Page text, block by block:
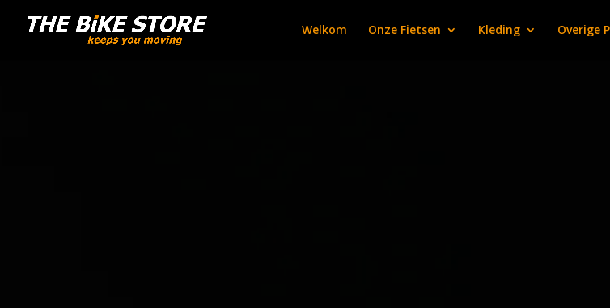
Welkom Onze Fietsen Kleding Overige